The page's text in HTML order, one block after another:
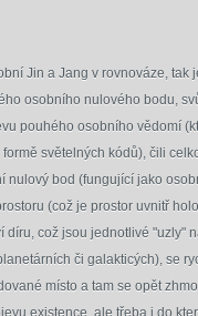
Jin a Jang v rovnováze, tak
osobního nulového bodu,
pouhého osobního vědomí
formě světelných kódů), čili
nulový bod (fungující jako
(což je prostor uvnitř
díru, což jsou jednotlivé "uzly"
či galakticých), se
místo a tam se opět
existence, ale třeba i do